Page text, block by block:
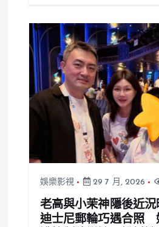
娛樂影視 29 7 月, 2026
老高與小茉神隱後近
迪士尼郵輪巧遇合照